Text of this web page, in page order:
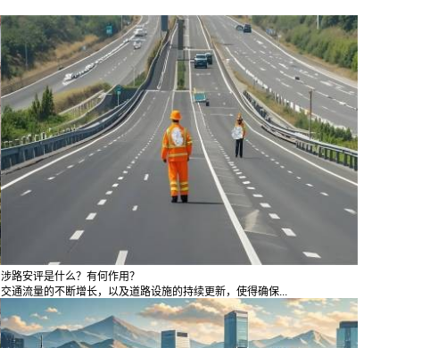
涉路安评是什么？有何作用？
交通流量的不断增长，以及道路设施的持续更新，使得确保...